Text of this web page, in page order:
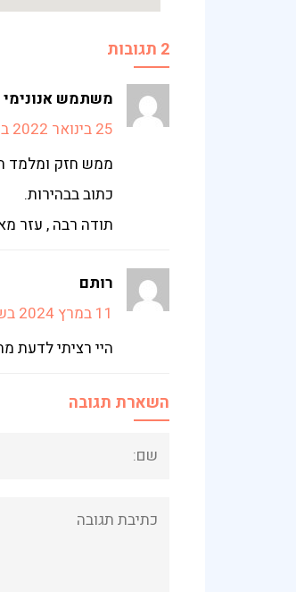
2 תגובות
משתמש אנונימי
25 בינואר 2022 בשעה 00:25
ממש חזק ומלמד
כתוב בבהירות.
תודה רבה , עזר
רותם
11 במרץ 2024 בשעה 18:26
היי רציתי לדעת
השארת תגובה